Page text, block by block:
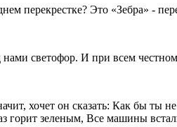
перекрестке? Это «Зебра» -
светофор. И при всем
хочет он сказать: Как бы ты
горит зеленым, Все машины